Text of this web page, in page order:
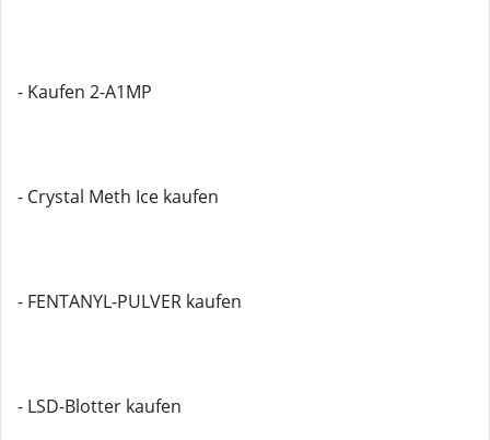
- Kaufen 2-A1MP
- Crystal Meth Ice kaufen
- FENTANYL-PULVER kaufen
- LSD-Blotter kaufen